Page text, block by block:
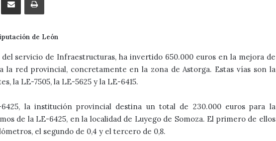
de León
servicio de Infraestructuras, ha invertido 650.000 euros en la mejora de
la red provincial, concretamente en la zona de Astorga. Estas vías son la
la LE-7505, la LE-5625 y la LE-6415.
la institución provincial destina un total de 230.000 euros para la
de la LE-6425, en la localidad de Luyego de Somoza. El primero de ellos
el segundo de 0,4 y el tercero de 0,8.